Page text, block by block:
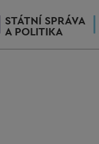
STÁTNÍ SPRÁVA
A POLITIKA